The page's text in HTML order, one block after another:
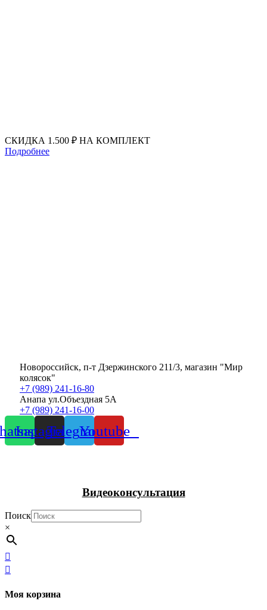
СКИДКА 1.500 ₽ НА КОМПЛЕКТ
Подробнее
Новороссийск, п-т Дзержинского 211/3, магазин "Мир
колясок"
+7 (989) 241-16-80
Анапа ул.Объездная 5А
+7 (989) 241-16-00
InstagramTelegramYoutube
Видеоконсультация
Поиск
×
Моя корзина